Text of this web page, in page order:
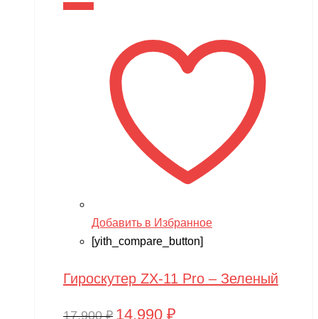
Добавить в Избранное
[yith_compare_button]
Гироскутер ZX-11 Pro – Зеленый
17,900₽ Первоначальная
14,990 ₽